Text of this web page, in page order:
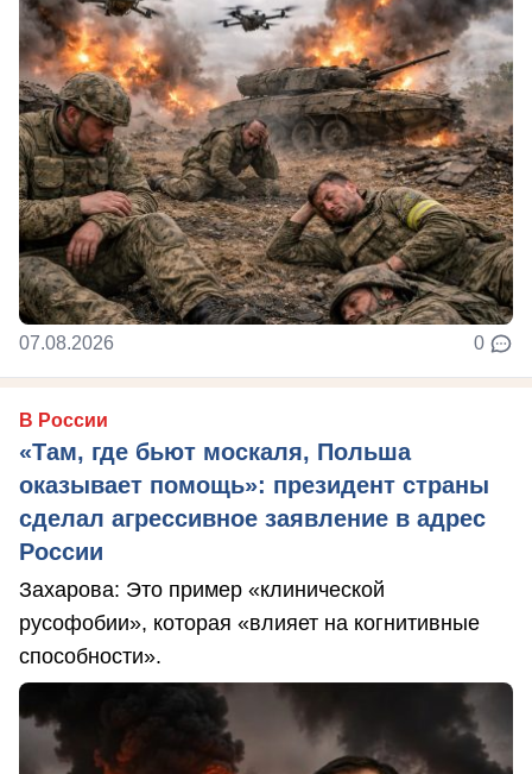
07.08.2026 0
В России
«Там, где бьют москаля, Польша
оказывает помощь»: президент страны
сделал агрессивное заявление в адрес
России
Захарова: Это пример «клинической
русофобии», которая «влияет на когнитивные
способности».